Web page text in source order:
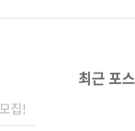
집!
최근 포